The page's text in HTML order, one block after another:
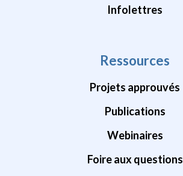
Infolettres
Ressources
Projets approuvés
Publications
Webinaires
Foire aux questions